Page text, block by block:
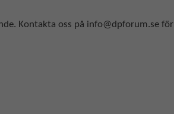
Kontakta oss på info@dpforum.se